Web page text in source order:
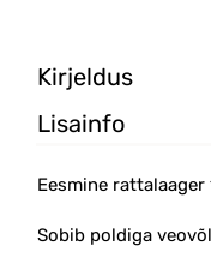
Kirjeldus
Lisainfo
Eesmine
Sobib poldiga